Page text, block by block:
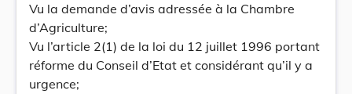
Vu la demande d’avis adressée à la Chambre
d’Agriculture;
Vu l’article 2(1) de la loi du 12 juillet 1996 portant
réforme du Conseil d’Etat et considérant qu’il y a
urgence;